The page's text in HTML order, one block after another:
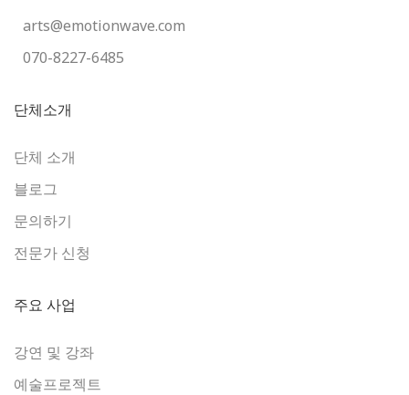
arts@emotionwave.com
070-8227-6485
단체소개
단체 소개
블로그
문의하기
전문가 신청
주요 사업
강연 및 강좌
예술프로젝트